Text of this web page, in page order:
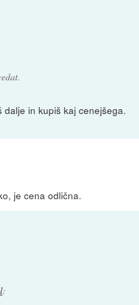
in kupiš kaj cenejšega.
je cena odlična.
: